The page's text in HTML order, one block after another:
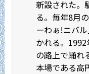
新設された。
る。毎年8月
ーわぁ!ニバ
かれる。
の路上で踊れ
本場である高